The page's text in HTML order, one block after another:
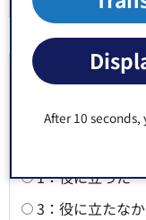
After 10
より良いウェブ
このページの情報は
1：役に立った
3：役に立たな